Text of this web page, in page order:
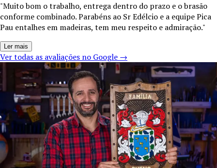
"Muito bom o trabalho, entrega dentro do prazo e o brasão
conforme combinado. Parabéns ao Sr Edélcio e a equipe Pica
Pau entalhes em madeiras, tem meu respeito e admiração."
Ler mais
Ver todas as avaliações no Google →